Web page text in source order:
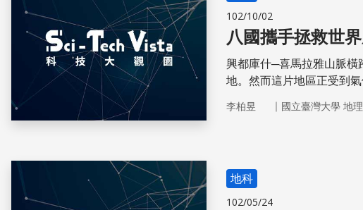
102/10/02
八國攜手拯救世
興都庫什─喜馬拉雅山脈橫
地。然而這片地區正受到
的計畫，預計完整評估該
李柏昱 ｜ 國立臺灣大學 地
地科
102/05/24